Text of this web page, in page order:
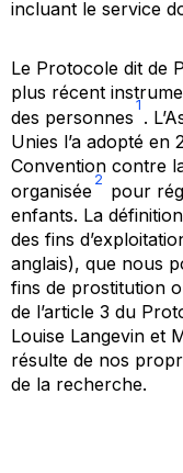
incluant le service
Le Protocole dit de
plus récent
des personnes
1
.
Unies l’a adopté en
Convention contre
organisée
2
pour
enfants. La
des fins
anglais), que nous
fins de prostitution
de l’article 3 du
Louise Langevin et
résulte de nos
de la recherche.